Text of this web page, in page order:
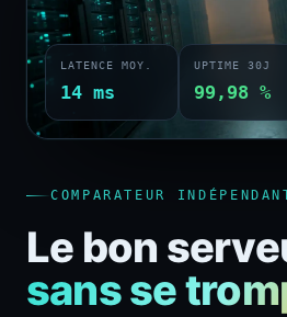
COMPARATEUR
Le bon
sans se
LATENCE MOY.
14 ms
UPTIME 30J
99,98 %